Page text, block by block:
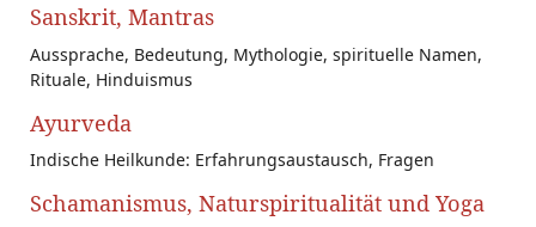
Sanskrit, Mantras
Aussprache, Bedeutung, Mythologie, spirituelle Namen,
Rituale, Hinduismus
Ayurveda
Indische Heilkunde: Erfahrungsaustausch, Fragen
Schamanismus, Naturspiritualität und Yoga